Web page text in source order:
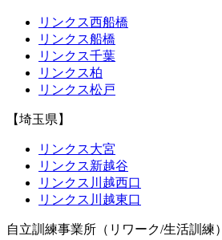
リンクス西船橋
リンクス船橋
リンクス千葉
リンクス柏
リンクス松戸
【埼玉県】
リンクス大宮
リンクス新越谷
リンクス川越西口
リンクス川越東口
自立訓練事業所（リワーク/生活訓練）